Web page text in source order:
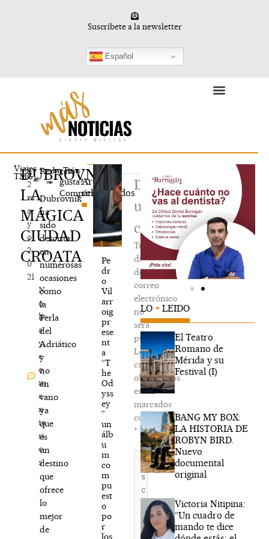
Suscríbete a la newsletter
Español
Viajes
TMG
DUBROVNIK,
LA
MÁGICA
CIUDAD
CROATA
2
2
m
a
y
o,
2
0
21
N
o
h
a
y
c
o
m
e
n
ta
ri
o
s
Redacción
Dubrovnik
ha
sido
descrita
en
numerosas
ocasiones
como
la
Perla
del
Adriático
y
no
en
vano
ya
que
es
un
destino
que
ofrece
lo
mejor
de
¿Te
gusta?
Compártelo
Artículos
relacionados
Pe
dr
o
Vil
arr
oig
pr
ese
nt
a
“T
he
Od
yss
ey
”
un
álb
u
m
co
m
pu
est
o
po
r
los
Deja
un
comentario
Tu
dirección
de
correo
electrónico
no
será
publicada.
Los
campos
obligatorios
están
marcados
con
*
Escribe
aquí...
LO + LEIDO
El Teatro
Romano de
Mérida y su
Festival (I)
BANG MY BOX:
LA HISTORIA DE
ROBYN BIRD.
Nuevo
documental
original
Victoria Nitipina:
“Un cuadro de
mando te dice